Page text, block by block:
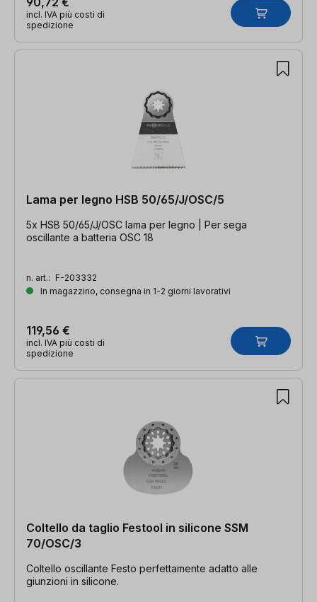
incl. IVA più costi di
spedizione
Lama per legno HSB 50/65/J/OSC/5
5x HSB 50/65/J/OSC lama per legno | Per sega
oscillante a batteria OSC 18
n. art.: F-203332
In magazzino, consegna in 1-2 giorni lavorativi
119,56 €
incl. IVA più costi di
spedizione
Coltello da taglio Festool in silicone SSM
70/OSC/3
Coltello oscillante Festo perfettamente adatto alle
giunzioni in silicone.